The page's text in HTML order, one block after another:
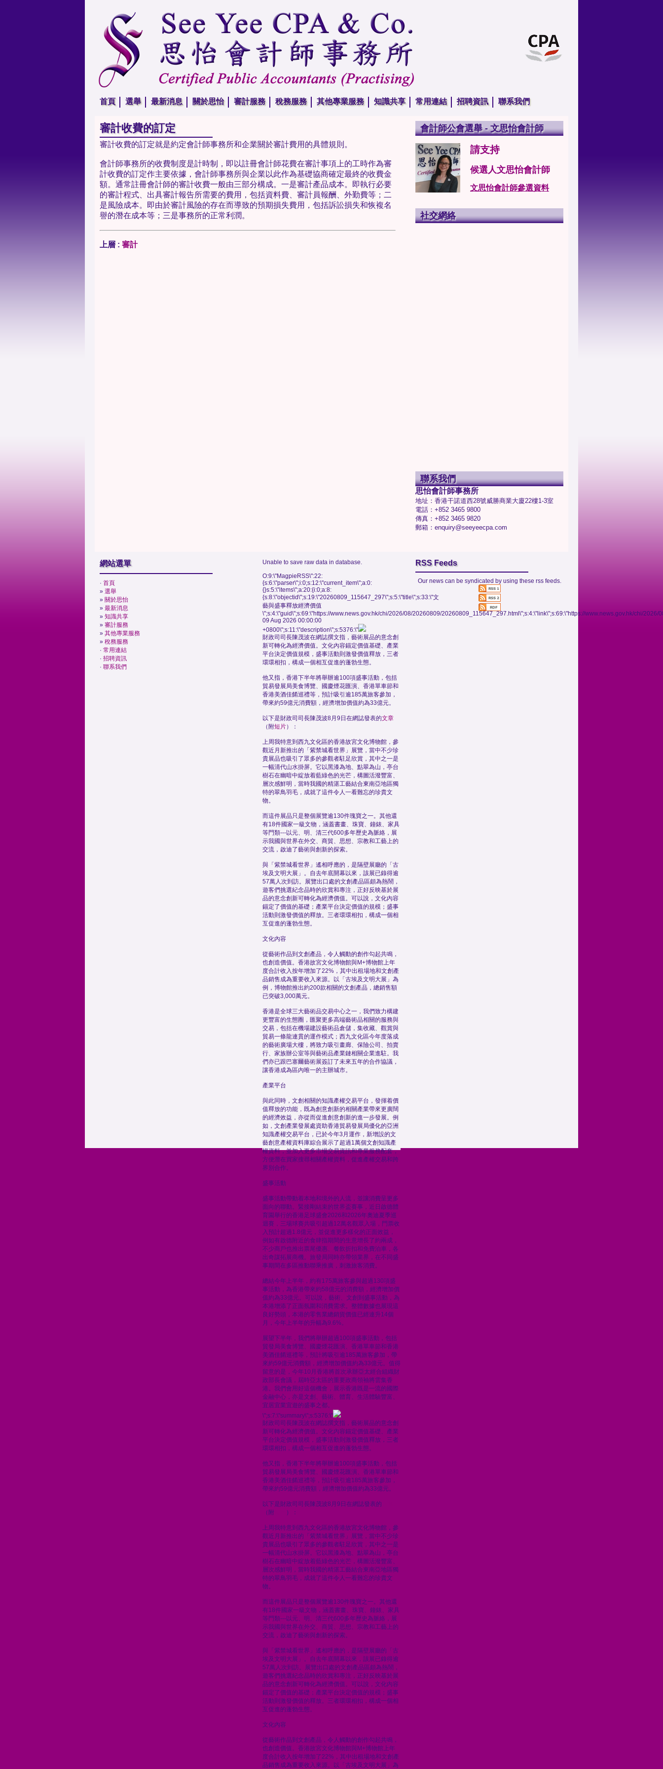
首頁 選舉 最新消息 關於思怡 審計服務 稅務服務 其他專業服務 知識共享 常用連結 招聘資訊 聯系我們
審計收費的訂定
審計收費的訂定就是約定會計師事務所和企業關於審計費用的具體規則。
會計師事務所的收費制度是計時制，即以註冊會計師花費在審計事項上的工時作為審
計收費的訂定作主要依據，會計師事務所與企業以此作為基礎協商確定最終的收費金
額。通常註冊會計師的審計收費一般由三部分構成。一是審計產品成本。即執行必要
的審計程式、出具審計報告所需要的費用，包括資料費、審計員報酬、外勤費等；二
是風險成本。即由於審計風險的存在而導致的預期損失費用，包括訴訟損失和恢複名
譽的潛在成本等；三是事務所的正常利潤。
上層 : 審計
會計師公會選舉 - 文思怡會計師
請支持
候選人文思怡會計師
文思怡會計師參選資料
社交網絡
聯系我們
思怡會計師事務所
地址：香港干諾道西28號威勝商業大廈22樓1-3室
電話：+852 3465 9800
傳真：+852 3465 9820
郵箱：enquiry@seeyeecpa.com
網站選單
· 首頁
» 選舉
» 關於思怡
» 最新消息
» 知識共享
» 審計服務
» 其他專業服務
» 稅務服務
· 常用連結
· 招聘資訊
· 聯系我們
RSS Feeds
Our news can be syndicated by using these rss feeds.
Unable to save raw data in database.
O:9:\"MagpieRSS\":22:
{s:6:\"parser\";i:0;s:12:\"current_item\";a:0:
{}s:5:\"items\";a:20:{i:0;a:8:
{s:8:\"objectid\";s:19:\"20260809_115647_297\";s:5:\"title\";s:33:\"文
藝與盛事釋放經濟價值
\";s:4:\"guid\";s:69:\"https://www.news.gov.hk/chi/2026/08/20260809/20260809_115647_297.html\";s:4:\"link\";s:69:\"https://www.news.gov.hk/chi/
09 Aug 2026 00:00:00
+0800\";s:11:\"description\";s:5376:\"
財政司司長陳茂波在網誌撰文指，藝術展品的意念創
新可轉化為經濟價值。文化內容錨定價值基礎、產業
平台決定價值規模，盛事活動則激發價值釋放，三者
環環相扣，構成一個相互促進的蓬勃生態。
他又指，香港下半年將舉辦逾100項盛事活動，包括
貿易發展局美食博覽、國慶煙花匯演、香港單車節和
香港美酒佳餚巡禮等，預計吸引逾185萬旅客參加，
帶來約59億元消費額，經濟增加價值約為33億元。
以下是財政司司長陳茂波8月9日在網誌發表的文章
（附短片）：
上周我特意到西九文化區的香港故宮文化博物館，參
觀近月新推出的「紫禁城看世界」展覽，當中不少珍
貴展品也吸引了眾多的參觀者駐足欣賞，其中之一是
一幅清代山水掛屏。它以黑漆為地、點翠為山，亭台
樹石在幽暗中綻放着藍綠色的光芒，構圖活潑豐富、
層次感鮮明，當時我國的精湛工藝結合東南亞地區獨
特的翠鳥羽毛，成就了這件令人一看難忘的珍貴文
物。
而這件展品只是整個展覽逾130件瑰寶之一。其他還
有18件國家一級文物，涵蓋書畫、珠寶、鐘錶、家具
等門類---以元、明、清三代600多年歷史為脈絡，展
示我國與世界在外交、商貿、思想、宗教和工藝上的
交流，啟迪了藝術與創新的探索。
與「紫禁城看世界」遙相呼應的，是隔壁展廳的「古
埃及文明大展」。自去年底開幕以來，該展已錄得逾
57萬人次到訪。展覽出口處的文創產品區頗為熱鬧，
遊客們挑選紀念品時的欣賞和專注，正好反映基於展
品的意念創新可轉化為經濟價值。可以說，文化內容
錨定了價值的基礎；產業平台決定價值的規模；盛事
活動則激發價值的釋放。三者環環相扣，構成一個相
互促進的蓬勃生態。
文化內容
從藝術作品到文創產品，令人觸動的創作勾起共鳴，
也創造價值。香港故宮文化博物館與M+博物館上年
度合計收入按年增加了22%，其中出租場地和文創產
品銷售成為重要收入來源。以「古埃及文明大展」為
例，博物館推出約200款相關的文創產品，總銷售額
已突破3,000萬元。
香港是全球三大藝術品交易中心之一，我們致力構建
更豐富的生態圈，匯聚更多高端藝術品相關的服務與
交易，包括在機場建設藝術品倉儲，集收藏、觀賞與
貿易一條龍連貫的運作模式；西九文化區今年度落成
的藝術廣場大樓，將致力吸引畫廊、保險公司、拍賣
行、家族辦公室等與藝術品產業鏈相關企業進駐。我
們亦已跟巴塞爾藝術展簽訂了未來五年的合作協議，
讓香港成為區內唯一的主辦城市。
產業平台
與此同時，文創相關的知識產權交易平台，發揮着價
值釋放的功能，既為創意創新的相關產業帶來更廣闊
的經濟效益，亦從而促進創意創新的進一步發展。例
如，文創產業發展處資助香港貿易發展局優化的亞洲
知識產權交易平台，已於今年3月運作，新增設的文
藝創意產權資料庫綜合展示了超過1萬個文創知識產
權資料，並加入更多市場交易資訊和專業服務配套，
方便潛在買家搜尋相關產權資料，促進產權交易和跨
界別合作。
盛事活動
盛事活動帶動着本地和境外的人流，並讓消費呈更多
面向的聯動。緊接剛結束的世界盃賽事，近日啟德體
育園舉行的香港足球盛會2026和2026年奧迪夏季巡
迴賽，三場球賽共吸引超過12萬名觀眾入場，門票收
入預計超過1.8億元，並促進更多樣化的正面效益，
例如有啟德附近的食肆指期間的生意增長了約兩成，
不少商戶也推出票尾優惠、餐飲折扣和免費泊車，各
出奇謀拓展商機。旅發局同時亦帶領業界，在不同盛
事期間在多區推動聯乘推廣，刺激旅客消費。
總結今年上半年，約有175萬旅客參與超過130項盛
事活動，為香港帶來約58億元的消費額，經濟增加價
值約為33億元。可以說，藝術、文創到盛事活動，為
本港增添了正面氛圍和消費需求。整體數據也展現這
良好勢頭，本港的零售業總銷貨價值已經連升14個
月，今年上半年的升幅為9.6%。
展望下半年，我們將舉辦超過100項盛事活動，包括
貿發局美食博覽、國慶煙花匯演、香港單車節和香港
美酒佳餚巡禮等，預計將吸引逾185萬旅客參加，帶
來約59億元消費額，經濟增加價值約為33億元。值得
留意的是，今年10月香港將首次承辦亞太經合組織財
政部長會議，屆時亞太區的重要政商領袖將雲集香
港。我們會用好這個機會，展示香港既是一流的國際
金融中心，亦是文創、藝術、體育、生活體驗豐富、
宜居宜業宜遊的盛事之都。
\";s:7:\"summary\";s:5376:\"
財政司司長陳茂波在網誌撰文指，藝術展品的意念創
新可轉化為經濟價值。文化內容錨定價值基礎、產業
平台決定價值規模，盛事活動則激發價值釋放，三者
環環相扣，構成一個相互促進的蓬勃生態。
他又指，香港下半年將舉辦逾100項盛事活動，包括
貿易發展局美食博覽、國慶煙花匯演、香港單車節和
香港美酒佳餚巡禮等，預計吸引逾185萬旅客參加，
帶來約59億元消費額，經濟增加價值約為33億元。
以下是財政司司長陳茂波8月9日在網誌發表的
（附
）：
上周我特意到西九文化區的香港故宮文化博物館，參
觀近月新推出的「紫禁城看世界」展覽，當中不少珍
貴展品也吸引了眾多的參觀者駐足欣賞，其中之一是
一幅清代山水掛屏。它以黑漆為地、點翠為山，亭台
樹石在幽暗中綻放着藍綠色的光芒，構圖活潑豐富、
層次感鮮明，當時我國的精湛工藝結合東南亞地區獨
特的翠鳥羽毛，成就了這件令人一看難忘的珍貴文
物。
而這件展品只是整個展覽逾130件瑰寶之一。其他還
有18件國家一級文物，涵蓋書畫、珠寶、鐘錶、家具
等門類---以元、明、清三代600多年歷史為脈絡，展
示我國與世界在外交、商貿、思想、宗教和工藝上的
交流，啟迪了藝術與創新的探索。
與「紫禁城看世界」遙相呼應的，是隔壁展廳的「古
埃及文明大展」。自去年底開幕以來，該展已錄得逾
57萬人次到訪。展覽出口處的文創產品區頗為熱鬧，
遊客們挑選紀念品時的欣賞和專注，正好反映基於展
品的意念創新可轉化為經濟價值。可以說，文化內容
錨定了價值的基礎；產業平台決定價值的規模；盛事
活動則激發價值的釋放。三者環環相扣，構成一個相
互促進的蓬勃生態。
文化內容
從藝術作品到文創產品，令人觸動的創作勾起共鳴，
也創造價值。香港故宮文化博物館與M+博物館上年
度合計收入按年增加了22%，其中出租場地和文創產
品銷售成為重要收入來源。以「古埃及文明大展」為